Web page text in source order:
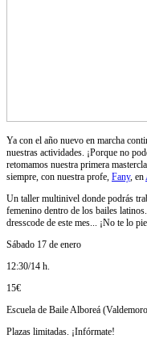
Ya con el año nuevo en marcha
nuestras actividades. ¡Porque no
retomamos nuestra primera
siempre, con nuestra profe, Fany, en
Un taller multinivel donde podrás
femenino dentro de los bailes
dresscode de este mes... ¡No te lo
Sábado 17 de enero
12:30/14 h.
15€
Escuela de Baile Alboreá
Plazas limitadas. ¡Infórmate!